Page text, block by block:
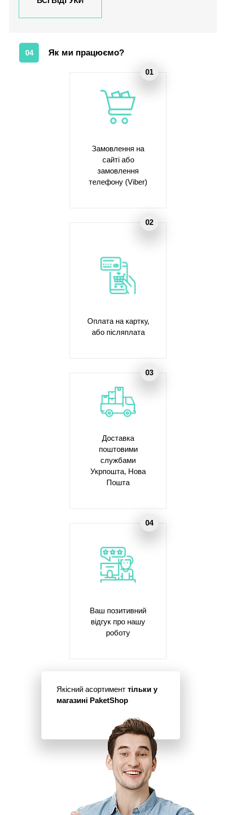
04 Як ми працюємо?
Замовлення на
сайті або
замовлення
телефону (Viber)
Оплата на картку,
або післяплата
Доставка
поштовими
службами
Укрпошта, Нова
Пошта
Ваш позитивний
відгук про нашу
роботу
Якісний асортимент тільки у
магазині PaketShop